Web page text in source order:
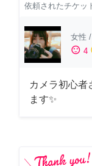
依頼されたチケッ
女性 /
sentiment_satisfied 4
カメラ初心者
ます✨